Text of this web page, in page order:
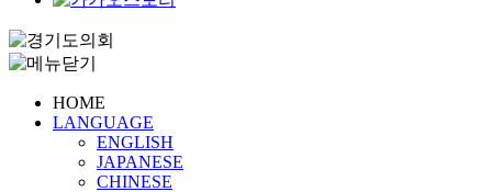
HOME
LANGUAGE
ENGLISH
JAPANESE
CHINESE